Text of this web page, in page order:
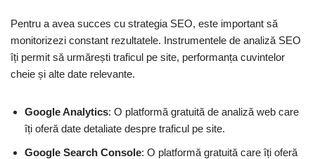
Pentru a avea succes cu strategia SEO, este important să
monitorizezi constant rezultatele. Instrumentele de analiză SEO
îți permit să urmărești traficul pe site, performanța cuvintelor
cheie și alte date relevante.
Google Analytics: O platformă gratuită de analiză web care
îți oferă date detaliate despre traficul pe site.
Google Search Console: O platformă gratuită care îți oferă